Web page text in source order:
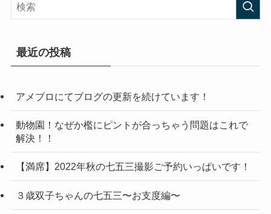
最近の投稿
アメブロにてブログの更新を続けています！
動物園！なぜか檻にピントが合っちゃう問題はこれで
解決！！
【満席】2022年秋の七五三撮影ご予約いっぱいです！
３歳双子ちゃんの七五三〜お支度編〜